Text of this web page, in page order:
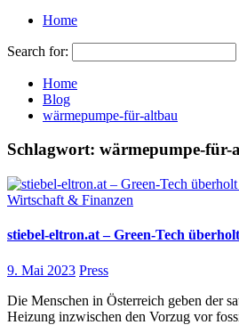
Home
Search for:
Home
Blog
wärmepumpe-für-altbau
Schlagwort: wärmepumpe-für-
Wirtschaft & Finanzen
stiebel-eltron.at – Green-Tech
9. Mai 2023 Press
Die Menschen in Österreich geben der
Heizung inzwischen den Vorzug vor